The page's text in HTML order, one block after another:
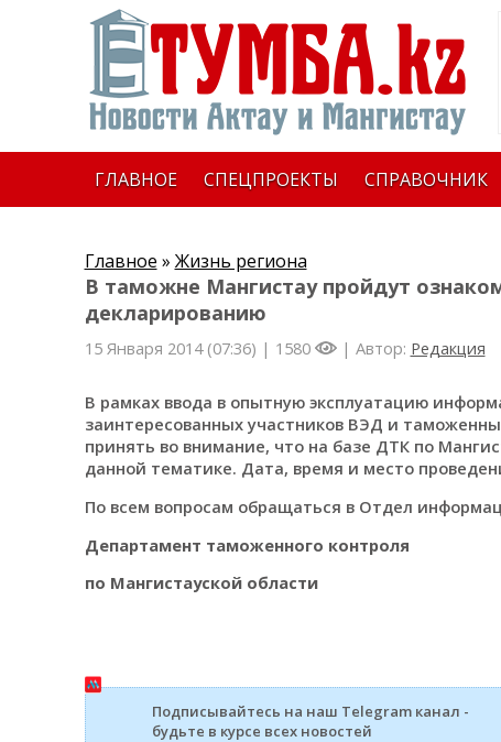
ГЛАВНОЕ СПЕЦПРОЕКТЫ СПРАВОЧНИК
Главное » Жизнь региона
В таможне Мангистау пройдут
декларированию
15 Января 2014 (07:36) | 1580 | Автор: Редакция
В рамках ввода в опытную эксплуатацию
заинтересованных участников ВЭД и
принять во внимание, что на базе ДТК по
данной тематике. Дата, время и место
По всем вопросам обращаться в Отдел
Департамент таможенного контроля
по Мангистауской области
Подписывайтесь на наш Telegram канал -
будьте в курсе всех новостей